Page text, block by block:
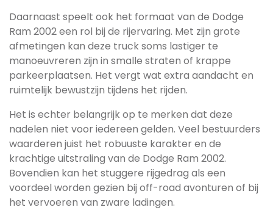
Daarnaast speelt ook het formaat van de Dodge
Ram 2002 een rol bij de rijervaring. Met zijn grote
afmetingen kan deze truck soms lastiger te
manoeuvreren zijn in smalle straten of krappe
parkeerplaatsen. Het vergt wat extra aandacht en
ruimtelijk bewustzijn tijdens het rijden.
Het is echter belangrijk op te merken dat deze
nadelen niet voor iedereen gelden. Veel bestuurders
waarderen juist het robuuste karakter en de
krachtige uitstraling van de Dodge Ram 2002.
Bovendien kan het stuggere rijgedrag als een
voordeel worden gezien bij off-road avonturen of bij
het vervoeren van zware ladingen.